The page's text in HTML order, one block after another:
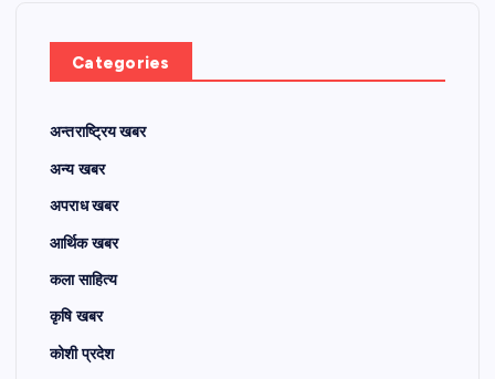
Categories
अन्तराष्ट्रिय खबर
अन्य खबर
अपराध खबर
आर्थिक खबर
कला साहित्य
कृषि खबर
कोशी प्रदेश